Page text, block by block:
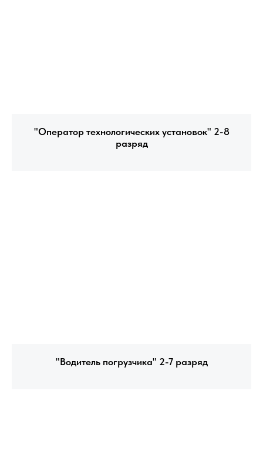
"Оператор технологических установок" 2-8
разряд
"Водитель погрузчика" 2-7 разряд